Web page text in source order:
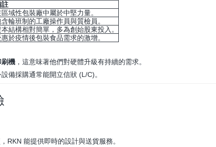
註
域性包裝廠中屬於中堅力量。
輪班制的工廠操作員與質檢員。
本結構相對簡單，多為創始股東投入。
於疫情後包裝食品需求的激增。
刷機 ，這意味著他們對硬體升級有持續的需求。
備採購通常能開立信狀 (L/C)。
RKN 能提供即時的設計與送貨服務。